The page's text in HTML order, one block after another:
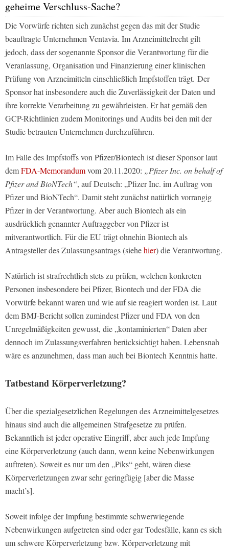
geheime Verschluss-Sache?
Die Vorwürfe richten sich zunächst gegen das mit der Studie
beauftragte Unternehmen Ventavia. Im Arzneimittelrecht gilt
jedoch, dass der sogenannte Sponsor die Verantwortung für die
Veranlassung, Organisation und Finanzierung einer klinischen
Prüfung von Arzneimitteln einschließlich Impfstoffen trägt. Der
Sponsor hat insbesondere auch die Zuverlässigkeit der Daten und
ihre korrekte Verarbeitung zu gewährleisten. Er hat gemäß den
GCP-Richtlinien zudem Monitorings und Audits bei den mit der
Studie betrauten Unternehmen durchzuführen.
Im Falle des Impfstoffs von Pfizer/Biontech ist dieser Sponsor laut
demFDA-Memorandumvom 20.11.2020: „Pfizer Inc. on behalf of
Pfizer and BioNTech“, auf Deutsch: „Pfizer Inc. im Auftrag von
Pfizer und BioNTech“. Damit steht zunächst natürlich vorrangig
Pfizer in der Verantwortung. Aber auch Biontech als ein
ausdrücklich genannter Auftraggeber von Pfizer ist
mitverantwortlich. Für die EU trägt ohnehin Biontech als
Antragsteller des Zulassungsantrags (siehehier) die Verantwortung.
Natürlich ist strafrechtlich stets zu prüfen, welchen konkreten
Personen insbesondere bei Pfizer, Biontech und der FDA die
Vorwürfe bekannt waren und wie auf sie reagiert worden ist. Laut
dem BMJ-Bericht sollen zumindest Pfizer und FDA von den
Unregelmäßigkeiten gewusst, die „kontaminierten“ Daten aber
dennoch im Zulassungsverfahren berücksichtigt haben. Lebensnah
wäre es anzunehmen, dass man auch bei Biontech Kenntnis hatte.
Tatbestand Körperverletzung?
Über die spezialgesetzlichen Regelungen des Arzneimittelgesetzes
hinaus sind auch die allgemeinen Strafgesetze zu prüfen.
Bekanntlich ist jeder operative Eingriff, aber auch jede Impfung
eine Körperverletzung (auch dann, wenn keine Nebenwirkungen
auftreten). Soweit es nur um den „Piks“ geht, wären diese
Körperverletzungen zwar sehr geringfügig [aber die Masse
macht’s].
Soweit infolge der Impfung bestimmte schwerwiegende
Nebenwirkungen aufgetreten sind oder gar Todesfälle, kann es sich
um schwere Körperverletzung bzw. Körperverletzung mit